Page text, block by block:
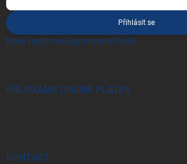
Přihlásit se
Nová registraceZapomenuté heslo
PŘIJÍMÁME ONLINE PLATBY
KONTAKT